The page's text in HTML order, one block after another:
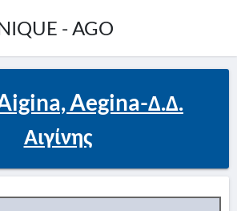
- AGO
Aegina-Δ.Δ.
Αιγίνης